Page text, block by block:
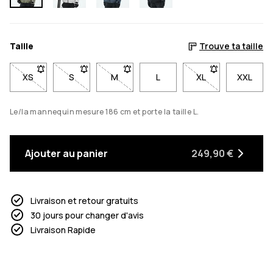
Taille Trouve ta taille
XS- Taille XS non disponible. Clique pour être averti quand elle
S- Taille S non disponible. Clique pour être averti
M- Taille M non disponible. Clique pour
L XL- Taille XL non
XXL
Le/la mannequin mesure 186 cm et porte la taille L.
Ajouter au panier 249,90 €
Livraison et retour gratuits
30 jours pour changer d'avis
Livraison Rapide